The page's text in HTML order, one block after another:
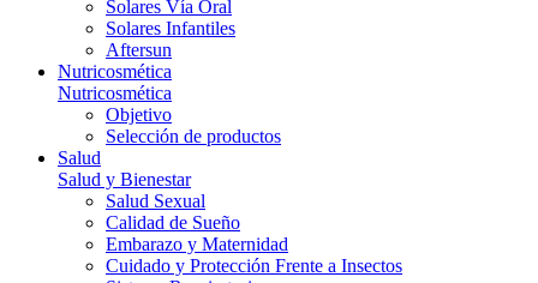
Solares Vía Oral
Solares Infantiles
Aftersun
Nutricosmética
Nutricosmética
Objetivo
Selección de productos
Salud
Salud y Bienestar
Salud Sexual
Calidad de Sueño
Embarazo y Maternidad
Cuidado y Protección Frente a Insectos